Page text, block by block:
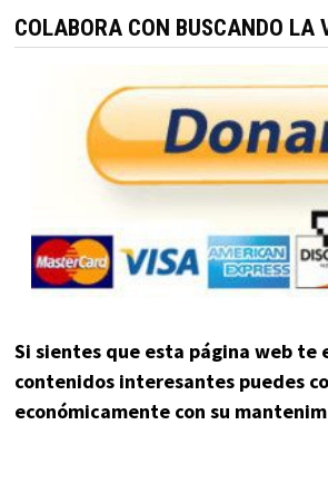
COLABORA CON BUSCANDO LA
Si sientes que esta página web te
contenidos interesantes puedes
económicamente con su